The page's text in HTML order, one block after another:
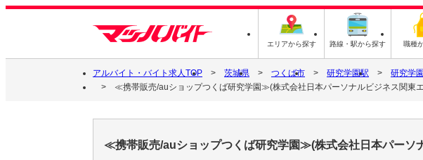
エリアから探す 路線・駅から探す 職種
アルバイト・バイト求人TOP 茨城県 つくば市 研究学園駅 研究学
≪携帯販売/auショップつくば研究学園≫(株式会社日本パーソナルビジネス関東
≪携帯販売/auショップつくば研究学園≫(株式会社日本パーソ